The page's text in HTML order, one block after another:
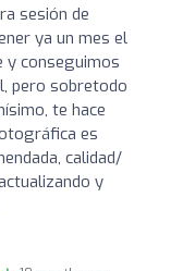
sesión de
ya un mes el
y conseguimos
pero sobretodo
te hace
es
calidad/
y